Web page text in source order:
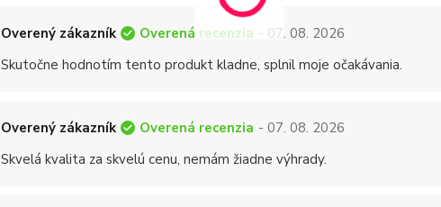
Overený zákazník Overená recenzia - 07. 08. 2026
Skutočne hodnotím tento produkt kladne, splnil moje očakávania.
Overený zákazník Overená recenzia - 07. 08. 2026
Skvelá kvalita za skvelú cenu, nemám žiadne výhrady.